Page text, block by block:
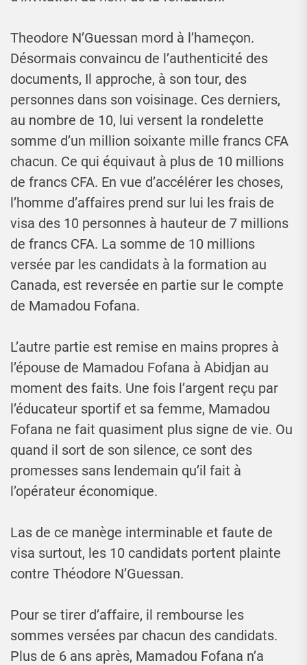
Theodore N’Guessan mord à l’hameçon.
Désormais convaincu de l’authenticité des
documents, Il approche, à son tour, des
personnes dans son voisinage. Ces derniers,
au nombre de 10, lui versent la rondelette
somme d’un million soixante mille francs CFA
chacun. Ce qui équivaut à plus de 10 millions
de francs CFA. En vue d’accélérer les choses,
l’homme d’affaires prend sur lui les frais de
visa des 10 personnes à hauteur de 7 millions
de francs CFA. La somme de 10 millions
versée par les candidats à la formation au
Canada, est reversée en partie sur le compte
de Mamadou Fofana.
L’autre partie est remise en mains propres à
l’épouse de Mamadou Fofana à Abidjan au
moment des faits. Une fois l’argent reçu par
l’éducateur sportif et sa femme, Mamadou
Fofana ne fait quasiment plus signe de vie. Ou
quand il sort de son silence, ce sont des
promesses sans lendemain qu’il fait à
l’opérateur économique.
Las de ce manège interminable et faute de
visa surtout, les 10 candidats portent plainte
contre Théodore N’Guessan.
Pour se tirer d’affaire, il rembourse les
sommes versées par chacun des candidats.
Plus de 6 ans après, Mamadou Fofana n’a